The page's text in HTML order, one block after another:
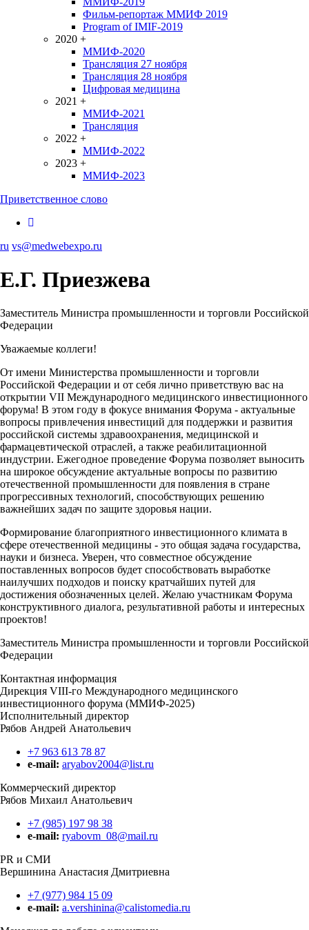
Фильм-репортаж ММИФ 2019
Program of IMIF-2019
2020 +
ММИФ-2020
Трансляция 27 ноября
Трансляция 28 ноября
Цифровая медицина
2021 +
ММИФ-2021
Трансляция
2022 +
ММИФ-2022
2023 +
ММИФ-2023
Приветственное слово
ru vs@medwebexpo.ru
Е.Г. Приезжева
Заместитель Министра промышленности и торговли Российской
Федерации
Уважаемые коллеги!
От имени Министерства промышленности и торговли
Российской Федерации и от себя лично приветствую вас на
открытии VII Международного медицинского инвестиционного
форума! В этом году в фокусе внимания Форума - актуальные
вопросы привлечения инвестиций для поддержки и развития
российской системы здравоохранения, медицинской и
фармацевтической отраслей, а также реабилитационной
индустрии. Ежегодное проведение Форума позволяет выносить
на широкое обсуждение актуальные вопросы по развитию
отечественной промышленности для появления в стране
прогрессивных технологий, способствующих решению
важнейших задач по защите здоровья нации.
Формирование благоприятного инвестиционного климата в
сфере отечественной медицины - это общая задача государства,
науки и бизнеса. Уверен, что совместное обсуждение
поставленных вопросов будет способствовать выработке
наилучших подходов и поиску кратчайших путей для
достижения обозначенных целей. Желаю участникам Форума
конструктивного диалога, результативной работы и интересных
проектов!
Заместитель Министра промышленности и торговли Российской
Федерации
Контактная информация
Дирекция VIII-го Международного медицинского
инвестиционного форума (ММИФ-2025)
Исполнительный директор
Рябов Андрей Анатольевич
+7 963 613 78 87
e-mail: aryabov2004@list.ru
Коммерческий директор
Рябов Михаил Анатольевич
+7 (985) 197 98 38
e-mail: ryabovm_08@mail.ru
PR и СМИ
Вершинина Анастасия Дмитриевна
+7 (977) 984 15 09
e-mail: a.vershinina@calistomedia.ru